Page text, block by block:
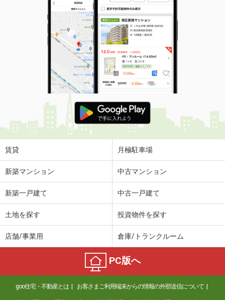
賃貸 月極駐車場
新築マンション 中古マンション
新築一戸建て 中古一戸建て
土地を探す 投資物件を探す
店舗/事業用 倉庫/トランクルーム
PC版へ
goo住宅・不動産とは お客さまご利用端末からの情報の外部送信について